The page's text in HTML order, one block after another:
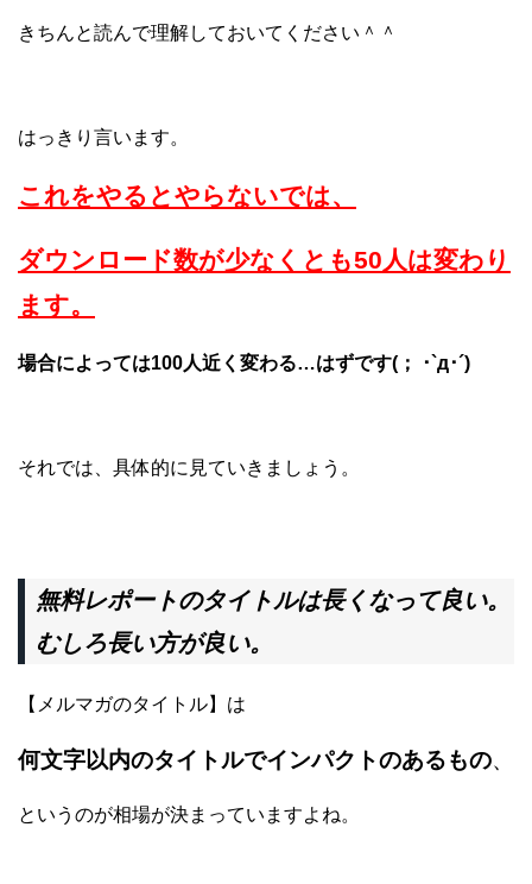
きちんと読んで理解しておいてください＾＾
はっきり言います。
これをやるとやらないでは、
ダウンロード数が少なくとも50人は変わり
ます。
場合によっては100人近く変わる…はずです(； ･`д･´)
それでは、具体的に見ていきましょう。
無料レポートのタイトルは長くなって良い。
むしろ長い方が良い。
【メルマガのタイトル】は
何文字以内のタイトルでインパクトのあるもの、
というのが相場が決まっていますよね。